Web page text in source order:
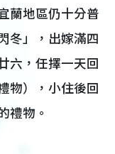
蘭地區仍十分普
冬」，出嫁滿四
六，任擇一天回
物），小住後回
禮物。